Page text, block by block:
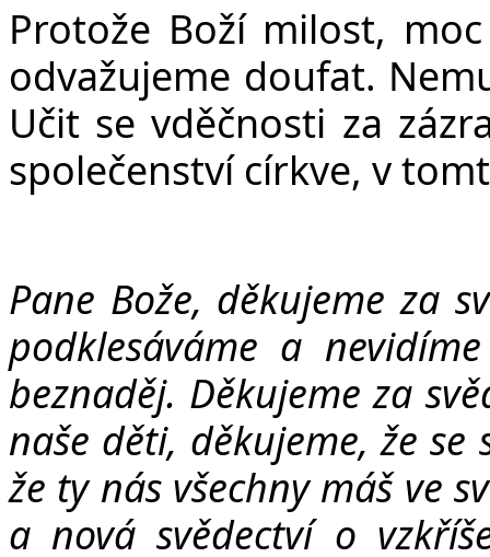
Protože Boží milost,
odvažujeme doufat.
Učit se vděčnosti za
společenství církve, v
Pane Bože, děkujeme za
podklesáváme a
beznaděj. Děkujeme za
naše děti, děkujeme, že
že ty nás všechny máš ve
a nová svědectví o